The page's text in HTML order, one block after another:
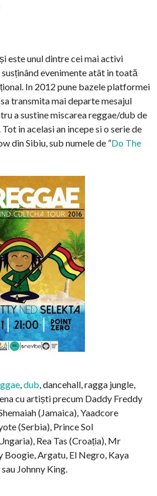
este unul dintre cei mai activi
evenimente atât in toată
In 2012 pune bazele platformei
sa transmita mai departe mesajul
a sustine miscarea reggae/dub de
in acelasi an incepe si o serie de
din Sibiu, sub numele de ”Do The
dub , dancehall, ragga jungle,
cu artiști precum Daddy Freddy
(Jamaica), Yaadcore
(Serbia), Prince Sol
Rea Tas (Croația), Mr
Argatu, El Negro, Kaya
Johnny King.